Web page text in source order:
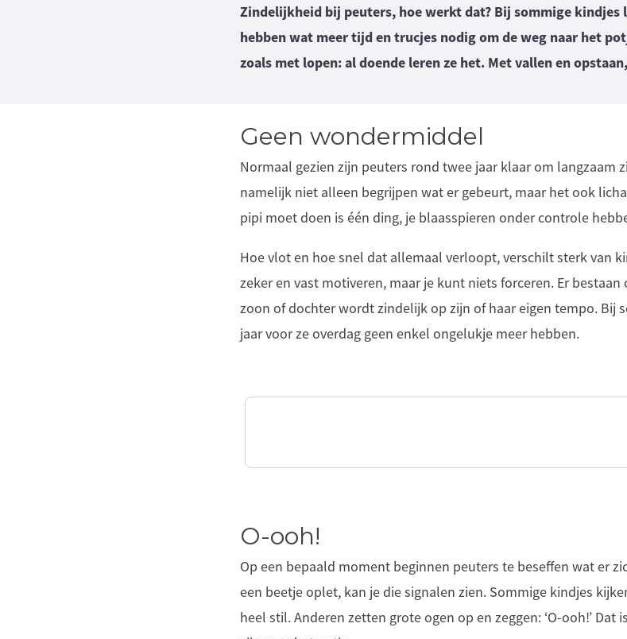
Zindelijkheid bij peuters, hoe werkt dat? Bij sommige kindjes
hebben wat meer tijd en trucjes nodig om de weg naar het
zoals met lopen: al doende leren ze het. Met vallen en
Geen wondermiddel
Normaal gezien zijn peuters rond twee jaar klaar om langzaam
namelijk niet alleen begrijpen wat er gebeurt, maar het ook
pipi moet doen is één ding, je blaasspieren onder controle
Hoe vlot en hoe snel dat allemaal verloopt, verschilt sterk van
zeker en vast motiveren, maar je kunt niets forceren. Er
zoon of dochter wordt zindelijk op zijn of haar eigen tempo. Bij
jaar voor ze overdag geen enkel ongelukje meer hebben.
O-ooh!
Op een bepaald moment beginnen peuters te beseffen wat er
een beetje oplet, kan je die signalen zien. Sommige kindjes
heel stil. Anderen zetten grote ogen op en zeggen: ‘O-ooh!’